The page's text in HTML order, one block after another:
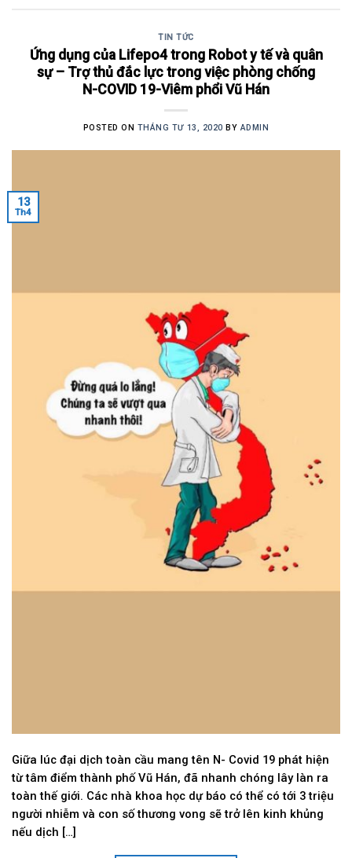
TIN TỨC
Ứng dụng của Lifepo4 trong Robot y tế và quân
sự – Trợ thủ đắc lực trong việc phòng chống
N-COVID 19-Viêm phổi Vũ Hán
POSTED ON THÁNG TƯ 13, 2020 BY ADMIN
13
Th4
Giữa lúc đại dịch toàn cầu mang tên N- Covid 19 phát hiện
từ tâm điểm thành phố Vũ Hán, đã nhanh chóng lây làn ra
toàn thế giới. Các nhà khoa học dự báo có thể có tới 3 triệu
người nhiễm và con số thương vong sẽ trở lên kinh khủng
nếu dịch […]